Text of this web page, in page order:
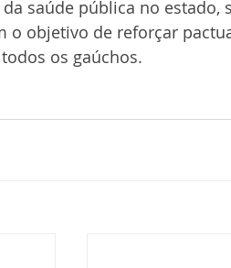
da saúde pública no
o objetivo de reforçar
os gaúchos.